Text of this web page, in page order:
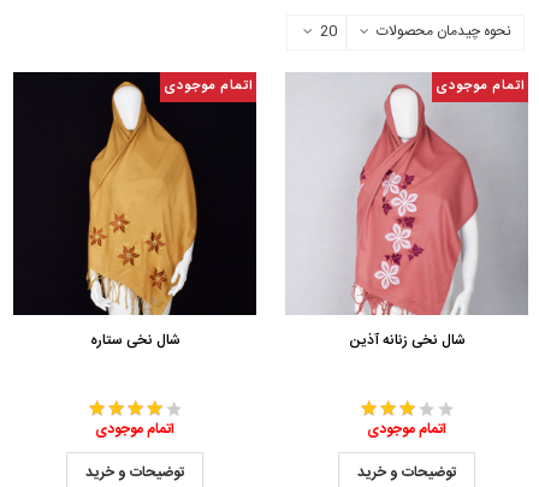
نحوه چیدمان محصولات 20
اتمام موجودی
شال نخی زنانه آذین
اتمام موجودی
توضیحات و خرید
اتمام موجودی
شال نخی ستاره
اتمام موجودی
توضیحات و خرید